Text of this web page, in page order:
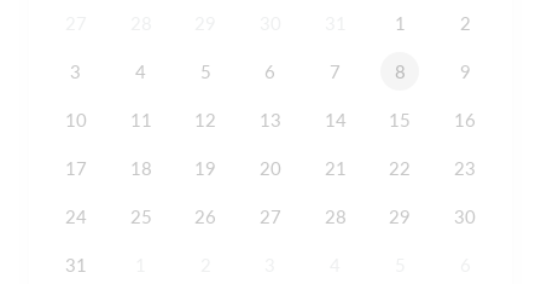
1 2
3 4 5 6 7 8 9
10 11 12 13 14 15 16
17 18 19 20 21 22 23
24 25 26 27 28 29 30
31